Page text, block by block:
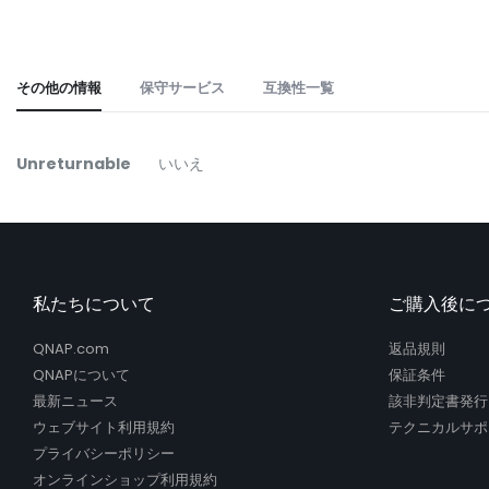
the
images
その他の情報
そ
Unreturnable いいえ
保守サービス 互換性一覧
私たちについて
QNAP.com
QNAPについて
最新ニュース
ウェブサイト利用規約
プライバシーポリシー
オンラインショップ利用規約
ご購入後に
返品規則
保証条件
該非判定書発行
テクニカルサ